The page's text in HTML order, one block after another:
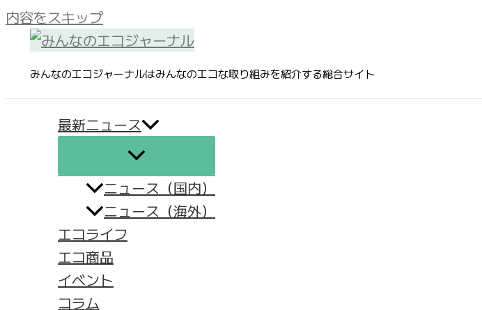
内容をスキップ
みんなのエコジャーナルはみんなのエコな取り組みを紹介する総合サイト
最新ニュース
ニュース（国内）
ニュース（海外）
エコライフ
エコ商品
イベント
コラム